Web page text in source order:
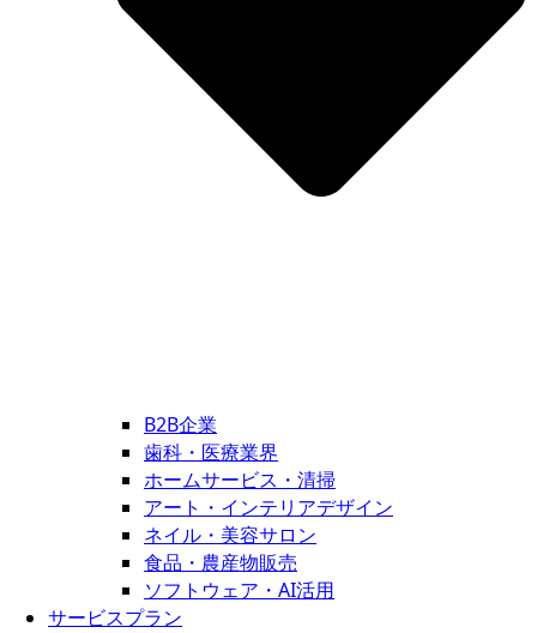
B2B企業
歯科・医療業界
ホームサービス・清掃
アート・インテリアデザイン
ネイル・美容サロン
食品・農産物販売
ソフトウェア・AI活用
サービスプラン